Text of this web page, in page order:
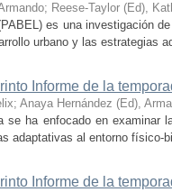
; Reese-Taylor (Ed),
es una investigación
urbano y las estrategias
Informe de la
; Anaya Hernández (Ed),
se ha enfocado en examinar
adaptativas al entorno físico-
Informe de la